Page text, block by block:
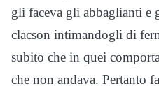
gli faceva gli abbaglianti e
clacson intimandogli di
subito che in quei
che non andava. Pertanto